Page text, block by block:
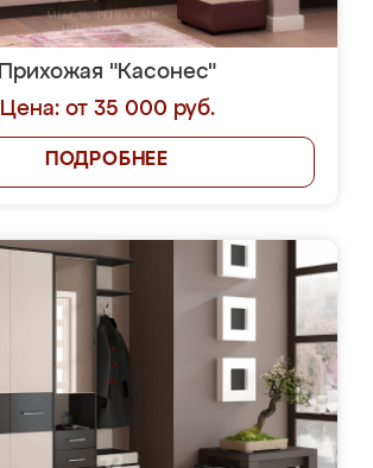
Прихожая "Касонес"
Цена: от 35 000 руб.
ПОДРОБНЕЕ